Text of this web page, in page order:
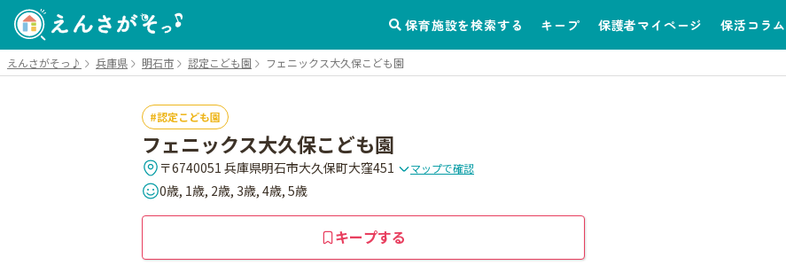
保育施設を検索する キープ 保護者マイページ 保活コラム
えんさがそっ♪ 兵庫県 明石市 認定こども園 フェニックス大久保こども園
認定こども園
フェニックス大久保こども園
〒6740051 兵庫県明石市大久保町大窪451 マップで確認
0歳, 1歳, 2歳, 3歳, 4歳, 5歳
キープする